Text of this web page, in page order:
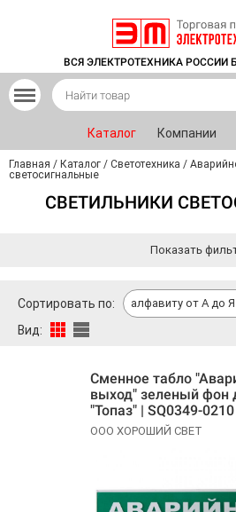
ВСЯ ЭЛЕКТРОТЕХНИКА РОССИИ
Каталог Компании
Главная / Каталог / Светотехника /
светосигнальные
СВЕТИЛЬНИКИ
Показать
Сортировать по: алфавиту от А до Я
Вид:
Сменное табло
выход" зеленый фон
"Топаз" | SQ0349-
ООО ХОРОШИЙ СВЕТ